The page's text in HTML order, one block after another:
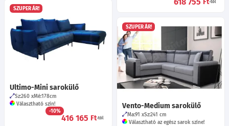
618 755 Ft-tól
SZUPER ÁR!
Ultimo-Mini sarokülő
Sz:260 Mé:178cm
Választható szín!
-10%
416 165 Ft-tól
SZUPER ÁR!
Vento-Medium sarokülő
Ma:91 Sz:241 cm
Választható az egész sarok színe!